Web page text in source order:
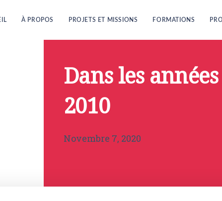
À PROPOS PROJETS ET MISSIONS FORMATIONS
Dans les
2010
Novembre 7, 2020